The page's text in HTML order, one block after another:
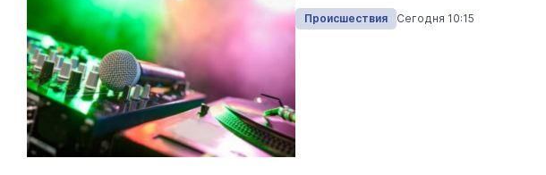
Происшествия Сегодня 11:05 Происшествия Сегодня 10:15